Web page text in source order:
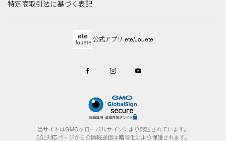
特定商取引法に基づく表記
公式アプリ ete/Jouete
当サイトはGMOグローバルサインにより認証されています。
SSL対応ページからの情報送信は暗号化により保護されます。